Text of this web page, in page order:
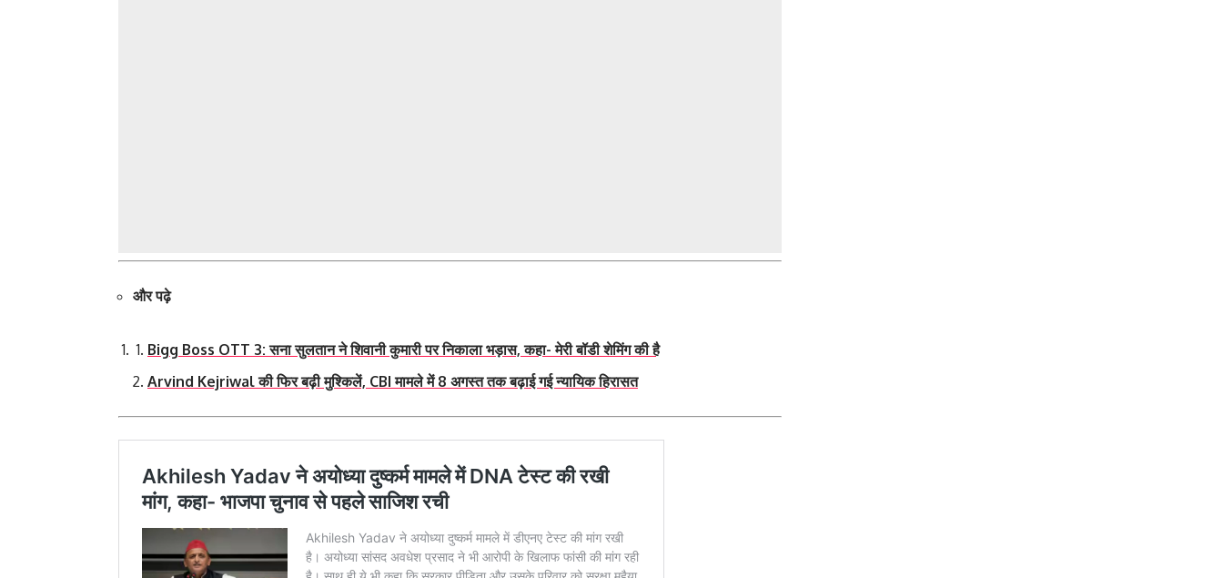
और पढ़े
Bigg Boss OTT 3: सना सुलतान ने शिवानी कुमारी पर निकाला भड़ास, कहा- मेरी बॉडी शेमिंग की है
Arvind Kejriwal की फिर बढ़ी मुश्किलें, CBI मामले में 8 अगस्त तक बढ़ाई गई न्यायिक हिरासत